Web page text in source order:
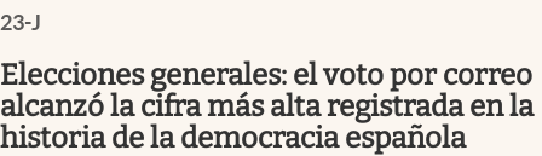
23-J
Elecciones generales: el voto por correo
alcanzó la cifra más alta registrada en la
historia de la democracia española